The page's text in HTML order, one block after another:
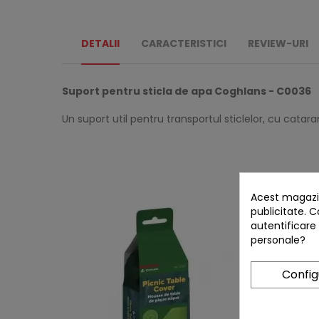
DETALII CARACTERISTICI REVIEW-URI
Suport pentru sticla de apa Coghlans - C0036
Un suport util pentru transportul sticlelor, cu
Acest
publicitate.
autentificare
personale?